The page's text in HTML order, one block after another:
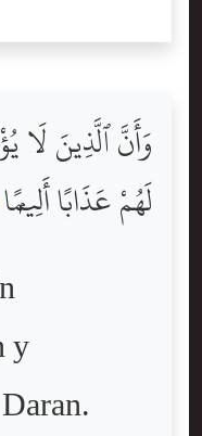
وَأَنَّ ٱلَّذِينَ لَا
لَهُمْ عَذَابًا أَلِيمًۭا
y